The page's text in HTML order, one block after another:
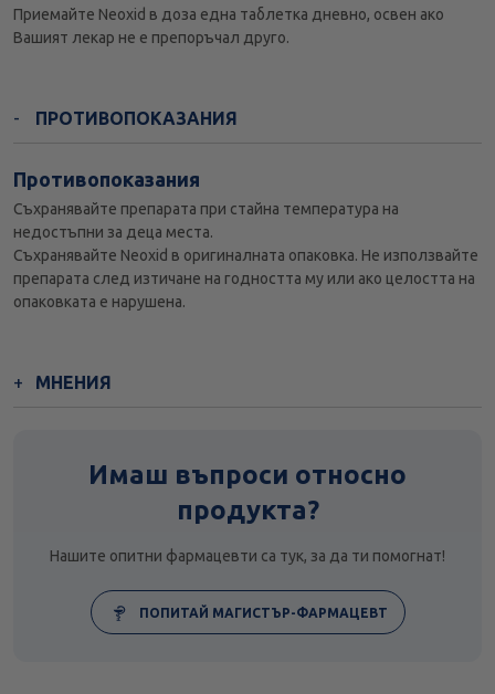
Приемайте Neoxid в доза една таблетка дневно, освен ако
Вашият лекар не е препоръчал друго.
ПРОТИВОПОКАЗАНИЯ
Противопоказания
Съхранявайте препарата при стайна температура на
недостъпни за деца места.
Съхранявайте Neoxid в оригиналната опаковка. Не използвайте
препарата след изтичане на годността му или ако целостта на
опаковката е нарушена.
МНЕНИЯ
Имаш въпроси относно
продукта?
Нашите опитни фармацевти са тук, за да ти помогнат!
ПОПИТАЙ МАГИСТЪР-ФАРМАЦЕВТ